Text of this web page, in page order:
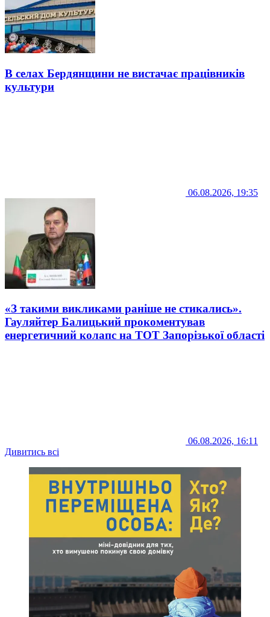
В селах Бердянщини не вистачає працівників
культури
06.08.2026, 19:35
«З такими викликами раніше не стикались».
Гауляйтер Балицький прокоментував
енергетичний колапс на ТОТ Запорізької області
06.08.2026, 16:11
Дивитись всі